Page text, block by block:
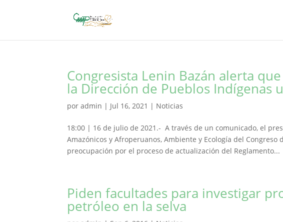
Congresista Lenin Bazán alerta
la Dirección de Pueblos Indígenas
poradmin | Jul 16, 2021 | Noticias
18:00 | 16 de julio de 2021.- A través de un comunicado, el
Amazónicos y Afroperuanos, Ambiente y Ecología del Congreso
preocupación por el proceso de actualización del Reglamento...
Piden facultades para investigar
petróleo en la selva